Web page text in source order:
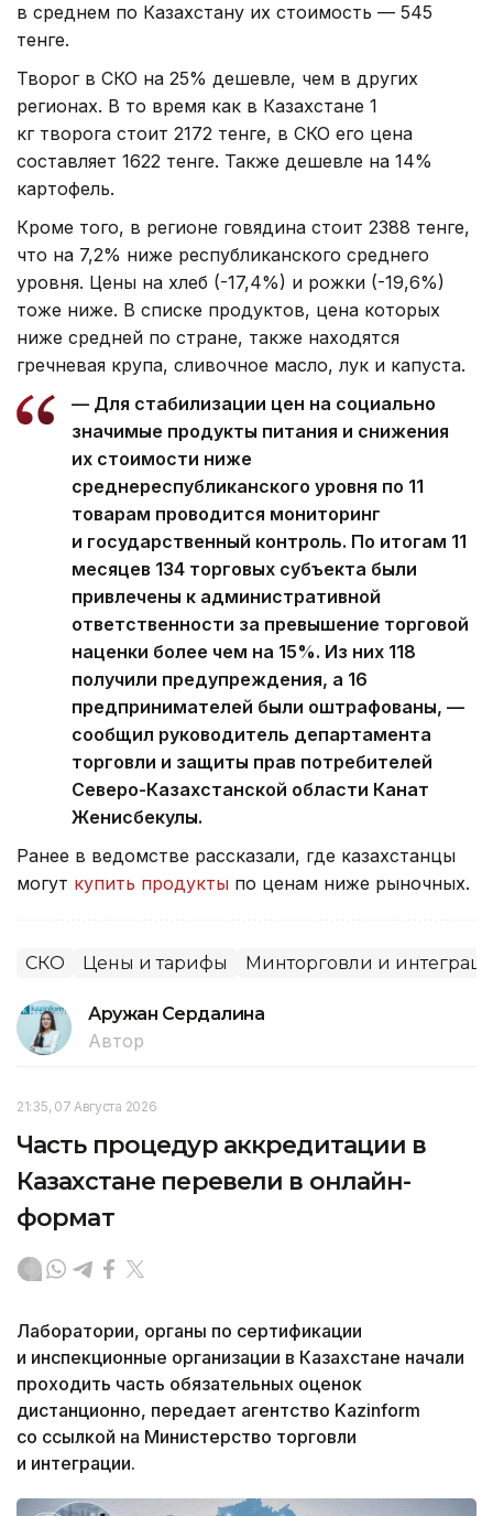
в среднем по Казахстану их стоимость — 545
тенге.
Творог в СКО на 25% дешевле, чем в других
регионах. В то время как в Казахстане 1
кг творога стоит 2172 тенге, в СКО его цена
составляет 1622 тенге. Также дешевле на 14%
картофель.
Кроме того, в регионе говядина стоит 2388 тенге,
что на 7,2% ниже республиканского среднего
уровня. Цены на хлеб (-17,4%) и рожки (-19,6%)
тоже ниже. В списке продуктов, цена которых
ниже средней по стране, также находятся
гречневая крупа, сливочное масло, лук и капуста.
— Для стабилизации цен на социально
значимые продукты питания и снижения
их стоимости ниже
среднереспубликанского уровня по 11
товарам проводится мониторинг
и государственный контроль. По итогам 11
месяцев 134 торговых субъекта были
привлечены к административной
ответственности за превышение торговой
наценки более чем на 15%. Из них 118
получили предупреждения, а 16
предпринимателей были оштрафованы, —
сообщил руководитель департамента
торговли и защиты прав потребителей
Северо-Казахстанской области Канат
Женисбекулы.
Ранее в ведомстве рассказали, где казахстанцы
могут купить продукты по ценам ниже рыночных.
СКО Цены и тарифы Минторговли и
Аружан Сердалина
Автор
21:35, 07 Августа 2026
Часть процедур аккредитации в
Казахстане перевели в онлайн-
формат
Лаборатории, органы по сертификации
и инспекционные организации в Казахстане начали
проходить часть обязательных оценок
дистанционно, передает агентство Kazinform
со ссылкой на Министерство торговли
и интеграции.